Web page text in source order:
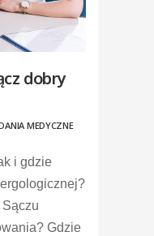
dobry
MEDYCZNE
i gdzie
Gdzie